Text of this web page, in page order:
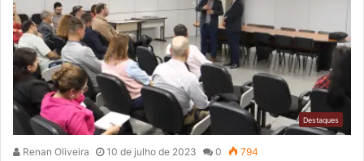
Destaques
Renan Oliveira 10 de julho de 2023 0 794